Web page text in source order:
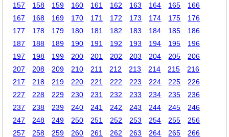
157
158 159 160 161 162 163 164 165
166
167
168 169 170 171 172 173 174 175
176
177
178 179 180 181 182 183 184 185
186
187
188 189 190 191 192 193 194 195
196
197
198 199 200 201 202 203 204 205
206
207
208 209 210 211 212 213 214 215
216
217
218 219 220 221 222 223 224 225
226
227
228 229 230 231 232 233 234 235
236
237
238 239 240 241 242 243 244 245
246
247
248 249 250 251 252 253 254 255
256
257
258 259 260 261 262 263 264 265 266